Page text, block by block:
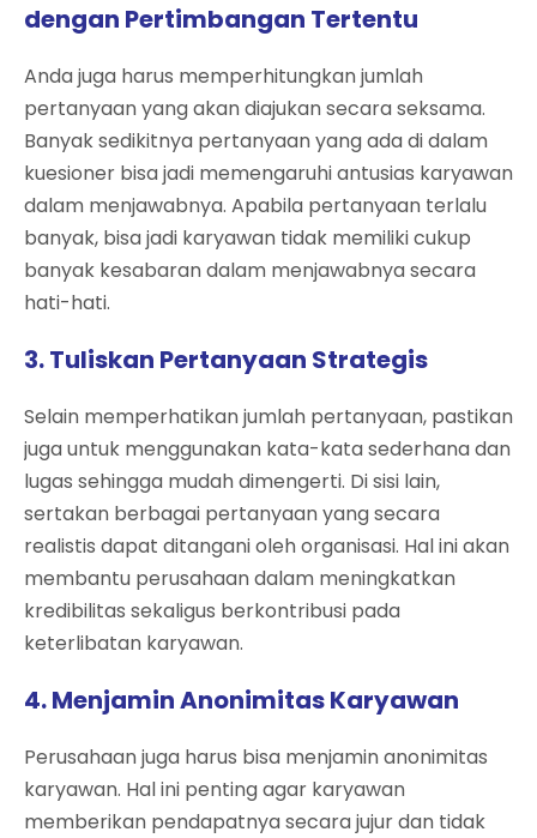
dengan Pertimbangan Tertentu
Anda juga harus memperhitungkan jumlah
pertanyaan yang akan diajukan secara seksama.
Banyak sedikitnya pertanyaan yang ada di dalam
kuesioner bisa jadi memengaruhi antusias karyawan
dalam menjawabnya. Apabila pertanyaan terlalu
banyak, bisa jadi karyawan tidak memiliki cukup
banyak kesabaran dalam menjawabnya secara
hati-hati.
3. Tuliskan Pertanyaan Strategis
Selain memperhatikan jumlah pertanyaan, pastikan
juga untuk menggunakan kata-kata sederhana dan
lugas sehingga mudah dimengerti. Di sisi lain,
sertakan berbagai pertanyaan yang secara
realistis dapat ditangani oleh organisasi. Hal ini akan
membantu perusahaan dalam meningkatkan
kredibilitas sekaligus berkontribusi pada
keterlibatan karyawan.
4. Menjamin Anonimitas Karyawan
Perusahaan juga harus bisa menjamin anonimitas
karyawan. Hal ini penting agar karyawan
memberikan pendapatnya secara jujur dan tidak